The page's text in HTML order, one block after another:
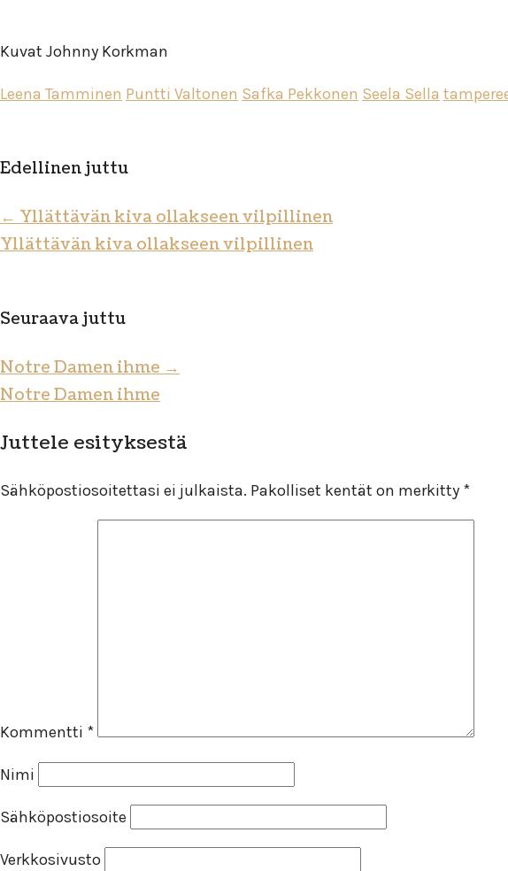
Kuvat Johnny Korkman
Leena Tamminen Puntti Valtonen Safka Pekkonen Seela Sella
Edellinen juttu
← Yllättävän kiva ollakseen vilpillinen
Yllättävän kiva ollakseen vilpillinen
Seuraava juttu
Notre Damen ihme→
Notre Damen ihme
Juttele esityksestä
Sähköpostiosoitettasi ei julkaista. Pakolliset kentät on merkitty *
Kommentti *
Nimi
Sähköpostiosoite
Verkkosivusto